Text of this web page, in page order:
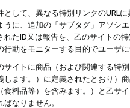
して、異なる特別リンクのURL
うに、追加の「サブタグ」アソシ
れたID又は報告を、乙のサイトの
行動をモニターする目的でユーザ
イトに商品（および関連する特
します。）に定義されたとおり
料品等）を含みます。）と乙サ
なりません。